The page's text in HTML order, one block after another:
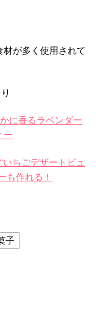
が多く使用されて
に香るラベンダー
ー
ちごデザートビュ
も作れる！
子